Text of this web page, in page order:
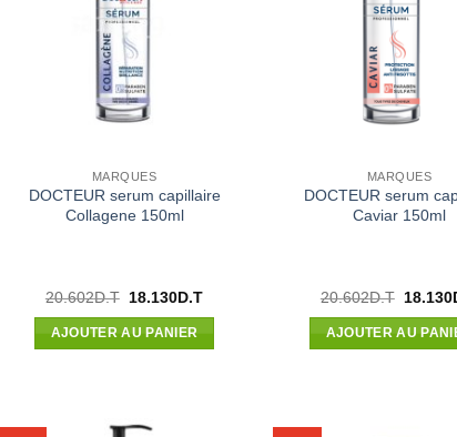
MARQUES
DOCTEUR serum capillaire
Collagene 150ml
20.602D.T Le
initial
était :
18.130D.TLe
AJOUTER AU PANIER
MARQUES
DOCTEUR serum
Caviar 150ml
20.602D.T Le
initial
était :
18.130
AJOUTER AU